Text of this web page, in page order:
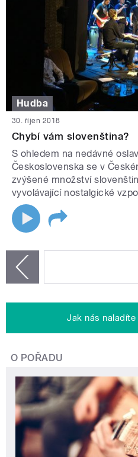
Hudba
30. říjen 2018
Chybí vám slovenština?
S ohledem na nedávné
Československa se v
zvýšené množství
vyvolávající nostalgické
Jak nás naladíte
O POŘADU